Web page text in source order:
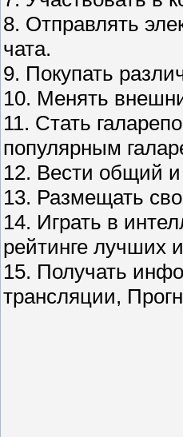
8. Отправлять
чата.
9. Покупать
10. Менять
11. Стать
популярным
12. Вести общий
13. Размещать
14. Играть в
рейтинге лучших
15. Получать
трансляции,